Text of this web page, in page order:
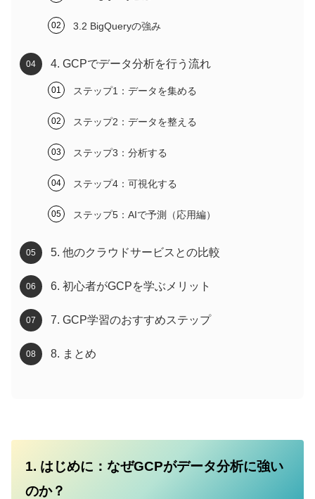
3.2 BigQueryの強み
4. GCPでデータ分析を行う流れ
ステップ1：データを集める
ステップ2：データを整える
ステップ3：分析する
ステップ4：可視化する
ステップ5：AIで予測（応用編）
5. 他のクラウドサービスとの比較
6. 初心者がGCPを学ぶメリット
7. GCP学習のおすすめステップ
8. まとめ
1. はじめに：なぜGCPがデータ分析に強い
のか？